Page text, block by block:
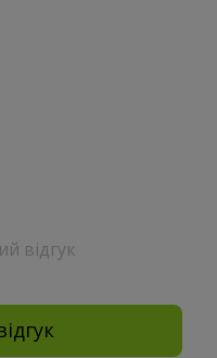
відгук